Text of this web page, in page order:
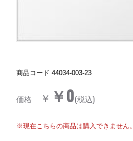
商品コード 44034-003-23
価格 ￥ ￥0(税込)
※現在こちらの商品は購入できません。